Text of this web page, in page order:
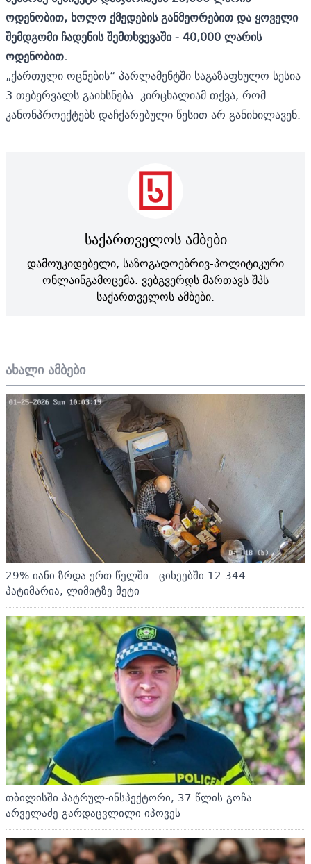
ახალი ამბები
29%-იანი ზრდა ერთ წელში - ციხეებში 12 344
პატიმარია, ლიმიტზე მეტი
თბილისში პატრულ-ინსპექტორი, 37 წლის გოჩა
არველაძე გარდაცვლილი იპოვეს
ოდენობით, ხოლო ქმედების განმეორებით და ყოველი
შემდგომი ჩადენის შემთხვევაში - 40,000 ლარის
ოდენობით.
„ქართული ოცნების“ პარლამენტში საგაზაფხულო სესია
3 თებერვალს გაიხსნება. კირცხალიამ თქვა, რომ
კანონპროექტებს დაჩქარებული წესით არ განიხილავენ.
საქართველოს ამბები
დამოუკიდებელი, საზოგადოებრივ-პოლიტიკური
ონლაინგამოცემა. ვებგვერდს მართავს შპს
საქართველოს ამბები.